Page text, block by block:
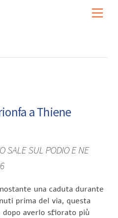
a Thiene
SALE SUL PODIO E NE
una caduta durante
prima del via, questa
averlo sfiorato più